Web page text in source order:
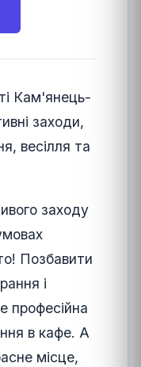
Кам'янець-
заходи,
весілля та
заходу
Позбавити
і
професійна
в кафе. А
місце,